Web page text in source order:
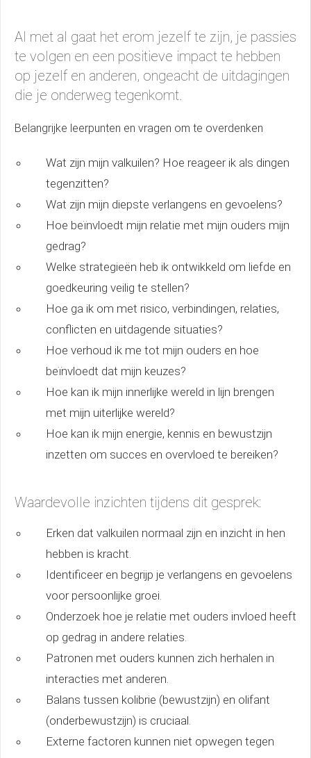
Al met al gaat het erom jezelf te zijn, je passies
te volgen en een positieve impact te hebben
op jezelf en anderen, ongeacht de uitdagingen
die je onderweg tegenkomt.
Belangrijke leerpunten en vragen om te overdenken
Wat zijn mijn valkuilen? Hoe reageer ik als dingen
tegenzitten?
Wat zijn mijn diepste verlangens en gevoelens?
Hoe beïnvloedt mijn relatie met mijn ouders mijn
gedrag?
Welke strategieën heb ik ontwikkeld om liefde en
goedkeuring veilig te stellen?
Hoe ga ik om met risico, verbindingen, relaties,
conflicten en uitdagende situaties?
Hoe verhoud ik me tot mijn ouders en hoe
beïnvloedt dat mijn keuzes?
Hoe kan ik mijn innerlijke wereld in lijn brengen
met mijn uiterlijke wereld?
Hoe kan ik mijn energie, kennis en bewustzijn
inzetten om succes en overvloed te bereiken?
Waardevolle inzichten tijdens dit gesprek:
Erken dat valkuilen normaal zijn en inzicht in hen
hebben is kracht.
Identificeer en begrijp je verlangens en gevoelens
voor persoonlijke groei.
Onderzoek hoe je relatie met ouders invloed heeft
op gedrag in andere relaties.
Patronen met ouders kunnen zich herhalen in
interacties met anderen.
Balans tussen kolibrie (bewustzijn) en olifant
(onderbewustzijn) is cruciaal.
Externe factoren kunnen niet opwegen tegen